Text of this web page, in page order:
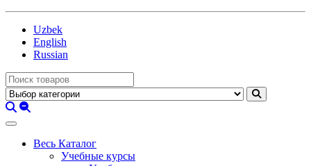
Uzbek
English
Russian
Весь Каталог
Учебные курсы